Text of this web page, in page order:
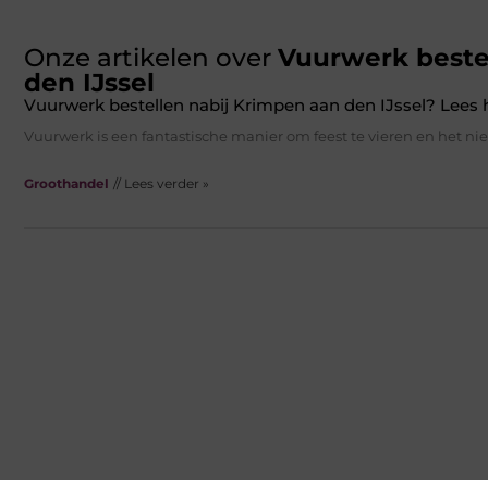
Onze artikelen over Vuurwerk
den IJssel
Vuurwerk bestellen nabij Krimpen aan den IJssel?
Vuurwerk is een fantastische manier om feest te vieren en het
Groothandel // Lees verder »